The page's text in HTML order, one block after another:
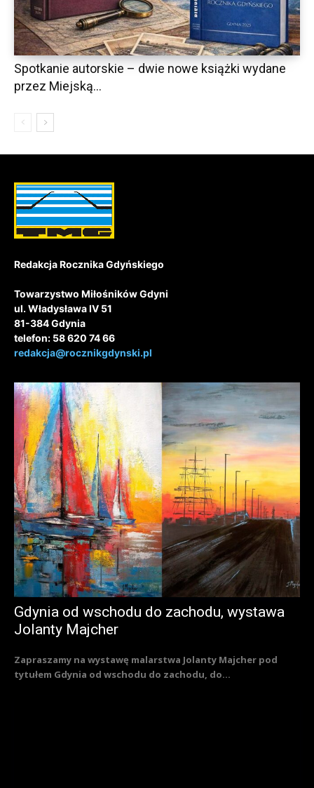
Spotkanie autorskie – dwie nowe książki wydane
przez Miejską...
Redakcja Rocznika Gdyńskiego
Towarzystwo Miłośników Gdyni
ul. Władysława IV 51
81-384 Gdynia
telefon: 58 620 74 66
redakcja@rocznikgdynski.pl
Gdynia od wschodu do zachodu, wystawa
Jolanty Majcher
Zapraszamy na wystawę malarstwa Jolanty Majcher pod
tytułem Gdynia od wschodu do zachodu, do...